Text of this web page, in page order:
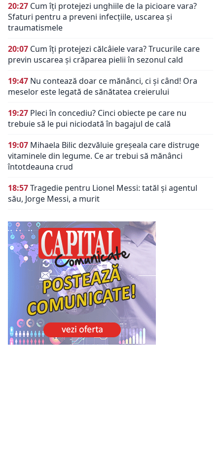
20:27 Cum îți protejezi unghiile de la picioare vara?
Sfaturi pentru a preveni infecțiile, uscarea și
traumatismele
20:07 Cum îți protejezi călcâiele vara? Trucurile care
previn uscarea și crăparea pielii în sezonul cald
19:47 Nu contează doar ce mănânci, ci și când! Ora
meselor este legată de sănătatea creierului
19:27 Pleci în concediu? Cinci obiecte pe care nu
trebuie să le pui niciodată în bagajul de cală
19:07 Mihaela Bilic dezvăluie greșeala care distruge
vitaminele din legume. Ce ar trebui să mănânci
întotdeauna crud
18:57Tragedie pentru Lionel Messi: tatăl și agentul
său, Jorge Messi, a murit